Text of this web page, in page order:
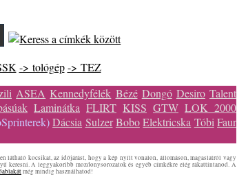
-> tológép -> TEZ
ASEA Kennedyfélék Bézé Dongó Desiro Talent
Laminátka FLIRT KISS GTW LOK 2000
Dácsia Sulzer Bobo Elektricska Tóbi Faur
látható kocsikat, az időjárást, hogy a kép nyílt vonalon, állomáson, magaslatról vagy
keresni. A leggyakoribb mozdonysorozatok és egyéb címkékre elég rákattintanod. A
még mindig használhatod!